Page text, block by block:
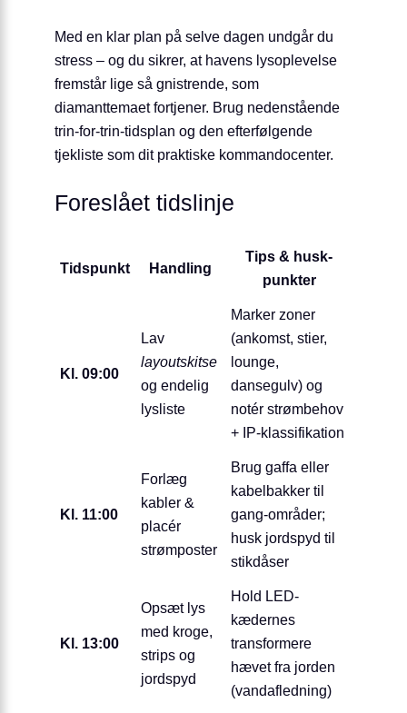
Med en klar plan på selve dagen undgår du
stress – og du sikrer, at havens lysoplevelse
fremstår lige så gnistrende, som
diamanttemaet fortjener. Brug nedenstående
trin-for-trin-tidsplan og den efterfølgende
tjekliste som dit praktiske kommandocenter.
Foreslået tidslinje
Tidspunkt Handling
Tips & husk-
punkter
Kl. 09:00
Lav
layoutskitse
og endelig
lysliste
Marker zoner
(ankomst, stier,
lounge,
dansegulv) og
notér strømbehov
+ IP-klassifikation
Kl. 11:00
Forlæg
kabler &
placér
strømposter
Brug gaffa eller
kabelbakker til
gang-områder;
husk jordspyd til
stikdåser
Kl. 13:00
Opsæt lys
med kroge,
strips og
jordspyd
Hold LED-
kædernes
transformere
hævet fra jorden
(vandafledning)